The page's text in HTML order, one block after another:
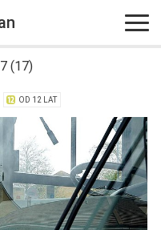
(17)
OD 12 LAT